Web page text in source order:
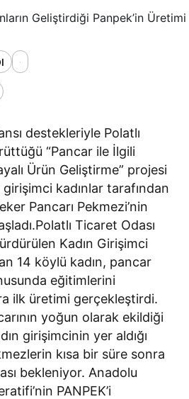
destekleriyle Polatlı
“Pancar ile İlgili
Ürün Geliştirme” projesi
girişimci kadınlar tarafından
Pancarı Pekmezi’nin
Ticaret Odası
Kadın Girişimci
14 köylü kadın, pancar
eğitimlerini
ilk üretimi gerçekleştirdi.
yoğun olarak ekildiği
girişimcinin yer aldığı
kısa bir süre sonra
bekleniyor. Anadolu
PANPEK’i